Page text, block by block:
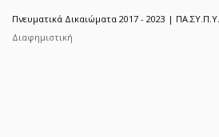
Πνευματικά Δικαιώματα 2017 - 2023 |
Διαφημιστική